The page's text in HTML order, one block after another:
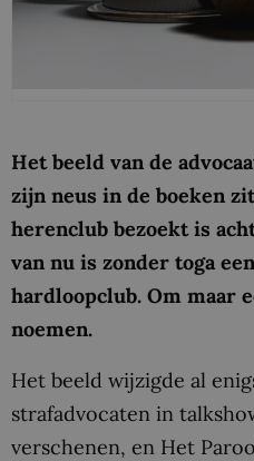
Het beeld van de
zijn neus in de boeken
herenclub bezoekt is
van nu is zonder toga
hardloopclub. Om maar
noemen.
Het beeld wijzigde al
strafadvocaten in
verschenen, en Het